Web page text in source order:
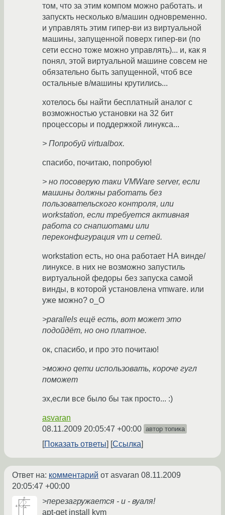
том, что за этим компом можно работать. и
запускть несколько в/машин одновременно.
и управлять этим гипер-ви из виртуальной
машины, запущенной поверх гипер-ви (по
сети ессно тоже можно управлять)... и, как я
понял, этой виртуальной машине совсем не
обязательно быть запущенной, чтоб все
остальные в/машины крутились...
хотелось бы найти бесплатный аналог с
возможностью установки на 32 бит
процессоры и поддержкой линукса...
> Попробуй virtualbox.
спасибо, почитаю, попробую!
> но посоверую таки VMWare server, если
машины должны работать без
пользовательского контроля, или
workstation, если требуется активная
работа со снапшотами или
переконфигурация vm и сетей.
workstation есть, но она работает НА винде/
линуксе. в них не возможно запустиль
виртуальной федоры без запуска самой
винды, в которой установлена vmware. или
уже можно? о_О
>parallels ещё есть, вот может это
подойдёт, но оно платное.
ок, спасибо, и про это почитаю!
>можно qemu использовать, короче гугл
поможет
эх,если все было бы так просто... :)
asvaran
08.11.2009 20:05:47 +00:00 автор топика
Показать ответы Ссылка
Ответ на: комментарий от asvaran 08.11.2009
20:05:47 +00:00
>перезагружается - и - вуаля!
apt-get install kvm